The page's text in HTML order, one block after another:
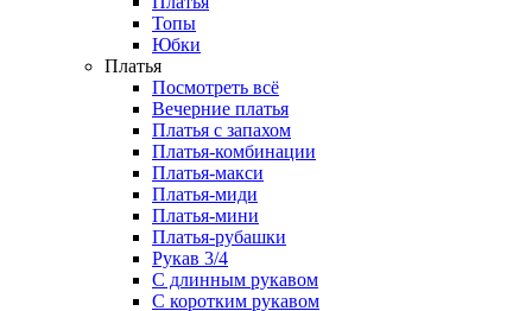
Топы
Юбки
Платья
Посмотреть всё
Вечерние платья
Платья с запахом
Платья-комбинации
Платья-макси
Платья-миди
Платья-мини
Платья-рубашки
Рукав 3/4
С длинным рукавом
С коротким рукавом